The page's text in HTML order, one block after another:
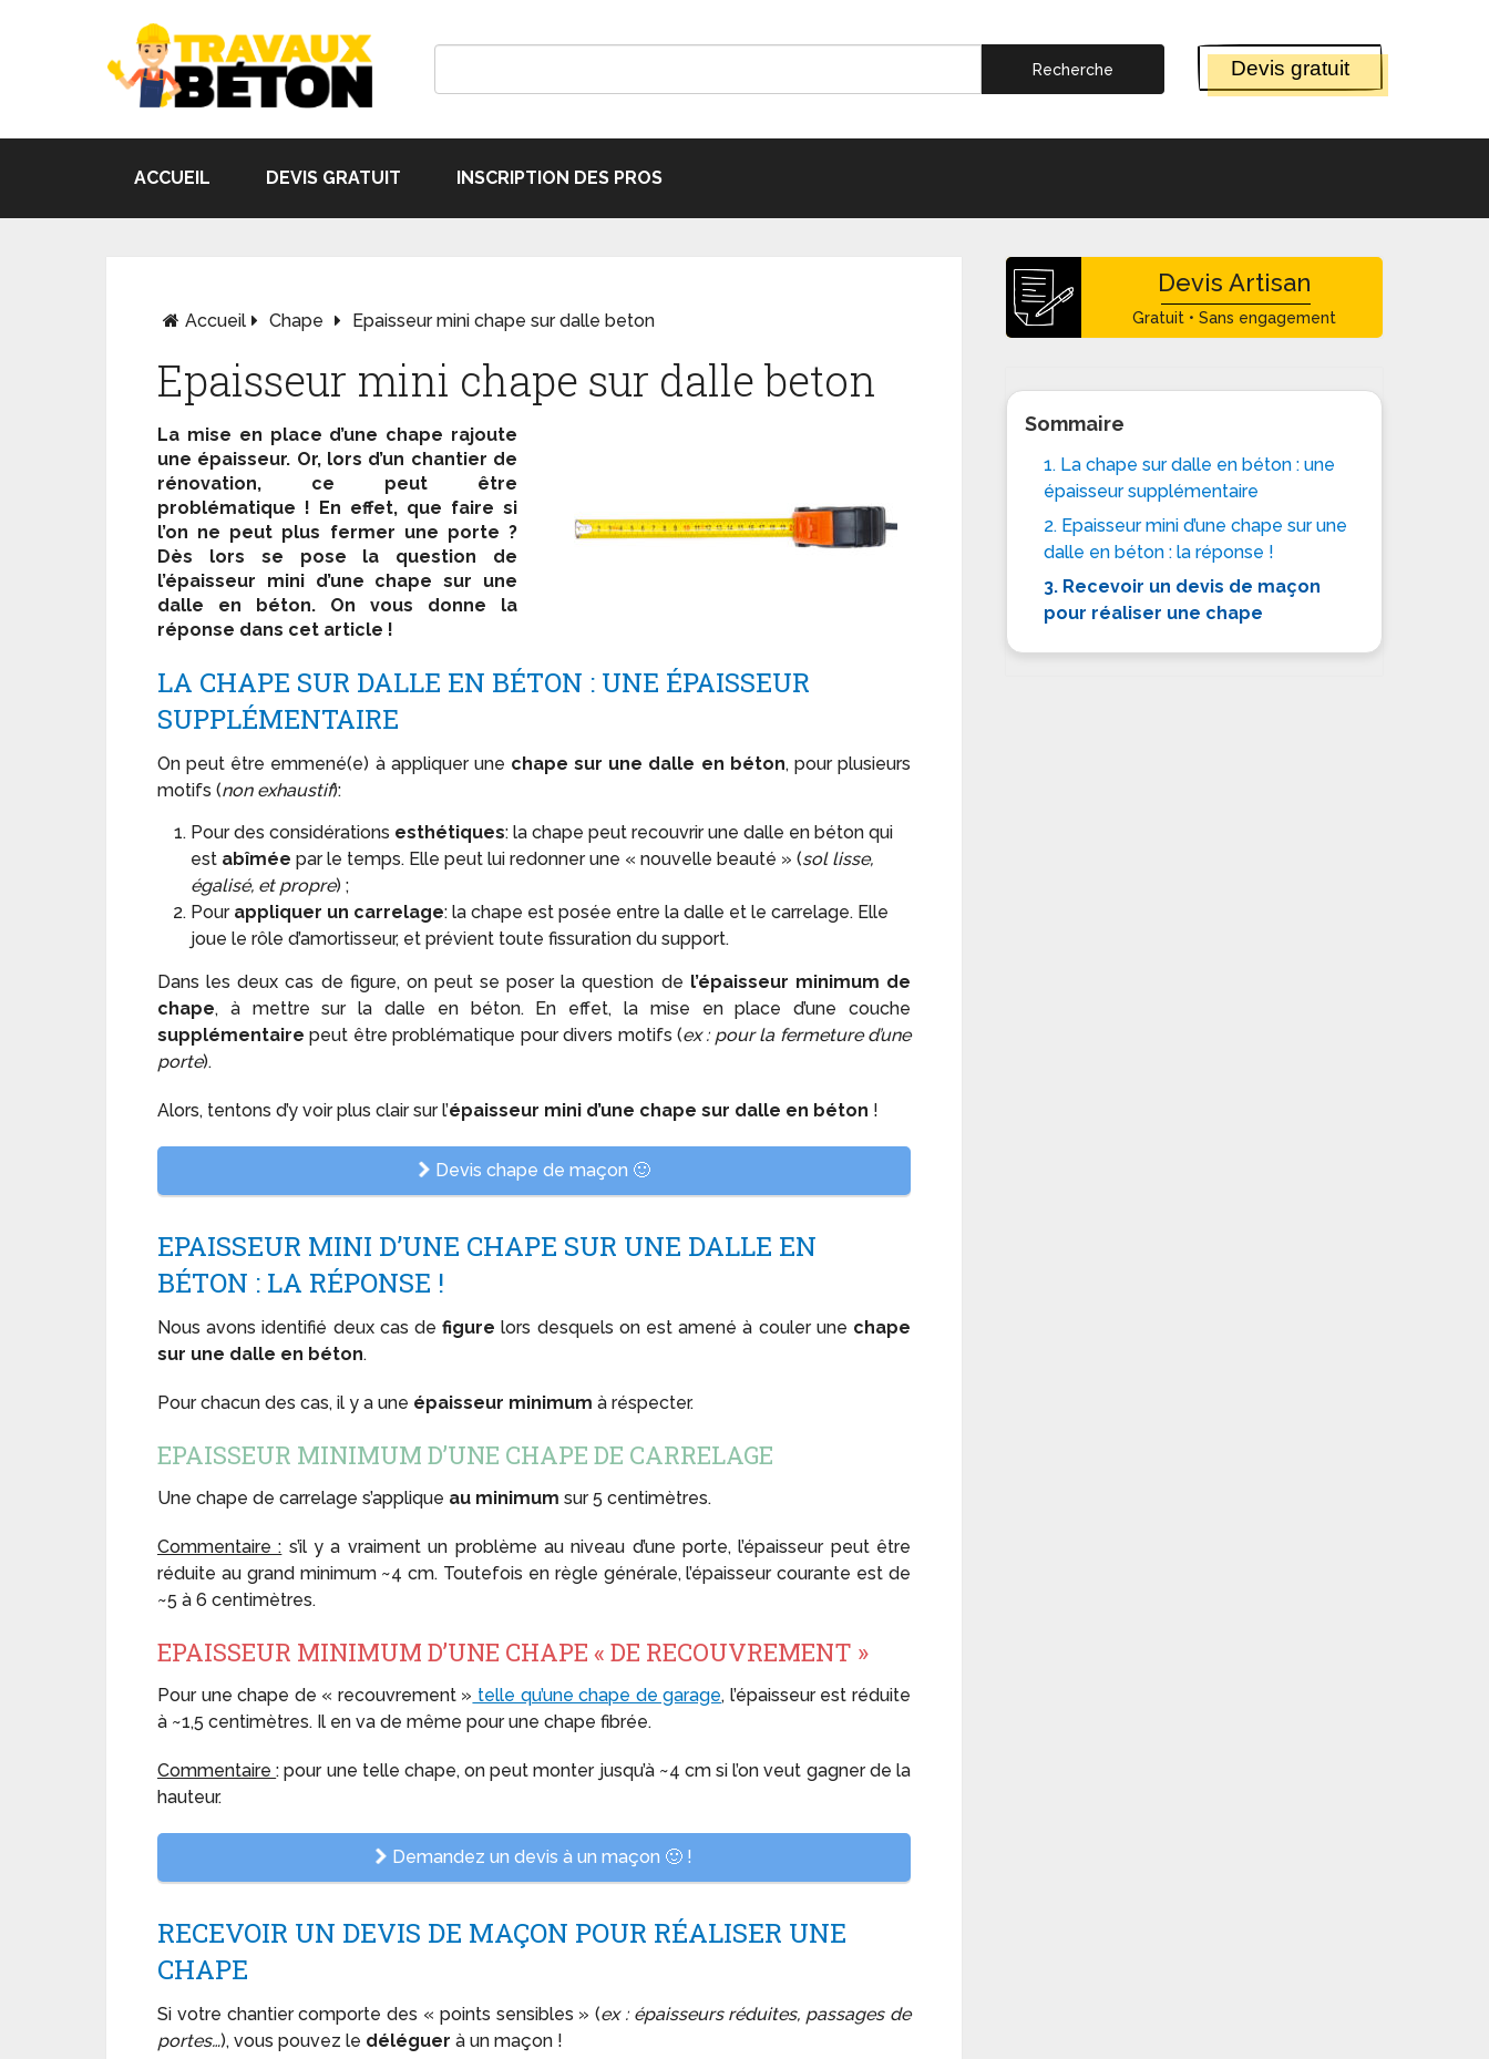
Devis gratuit
ACCUEIL DEVIS GRATUIT INSCRIPTION DES PROS
Accueil Chape Epaisseur mini chape sur dalle beton
Epaisseur mini chape sur dalle beton
La mise en place d’une chape rajoute
une épaisseur. Or, lors d’un chantier de
rénovation, ce peut être
problématique ! En effet, que faire si
l’on ne peut plus fermer une porte ?
Dès lors se pose la question de
l’épaisseur mini d’une chape sur une
dalle en béton. On vous donne la
réponse dans cet article !
LA CHAPE SUR DALLE EN BÉTON : UNE ÉPAISSEUR
SUPPLÉMENTAIRE
On peut être emmené(e) à appliquer une chape sur une dalle en béton, pour plusieurs
motifs (non exhaustif):
Pour des considérations esthétiques: la chape peut recouvrir une dalle en béton qui
est abîmée par le temps. Elle peut lui redonner une « nouvelle beauté » (sol lisse,
égalisé, et propre) ;
Pour appliquer un carrelage: la chape est posée entre la dalle et le carrelage. Elle
joue le rôle d’amortisseur, et prévient toute fissuration du support.
Dans les deux cas de figure, on peut se poser la question de l’épaisseur minimum de
chape, à mettre sur la dalle en béton. En effet, la mise en place d’une couche
supplémentaire peut être problématique pour divers motifs (ex : pour la fermeture d’une
porte).
Alors, tentons d’y voir plus clair sur l’épaisseur mini d’une chape sur dalle en béton !
Devis chape de maçon 🙂
EPAISSEUR MINI D’UNE CHAPE SUR UNE DALLE EN
BÉTON : LA RÉPONSE !
Nous avons identifié deux cas defigure lors desquels on est amené à couler une chape
sur une dalle en béton.
Pour chacun des cas, il y a une épaisseur minimum à réspecter.
EPAISSEUR MINIMUM D’UNE CHAPE DE CARRELAGE
Une chape de carrelage s’applique au minimum sur 5 centimètres.
Commentaire : s’il y a vraiment un problème au niveau d’une porte, l’épaisseur peut être
réduite au grand minimum ~4 cm. Toutefois en règle générale, l’épaisseur courante est de
~5 à 6 centimètres.
EPAISSEUR MINIMUM D’UNE CHAPE « DE RECOUVREMENT »
Pour une chape de « recouvrement » telle qu’une chape de garage, l’épaisseur est réduite
à ~1,5 centimètres. Il en va de même pour une chape fibrée.
Commentaire: pour une telle chape, on peut monter jusqu’à ~4 cm si l’on veut gagner de la
hauteur.
Demandez un devis à un maçon 🙂 !
RECEVOIR UN DEVIS DE MAÇON POUR RÉALISER UNE
CHAPE
Si votre chantier comporte des « points sensibles » (ex : épaisseurs réduites, passages de
portes…), vous pouvez le déléguer à un maçon !
Devis Artisan
Gratuit • Sans engagement
Sommaire
1. La chape sur dalle en béton : une
épaisseur supplémentaire
2. Epaisseur mini d’une chape sur une
dalle en béton : la réponse !
3. Recevoir un devis de maçon
pour réaliser une chape